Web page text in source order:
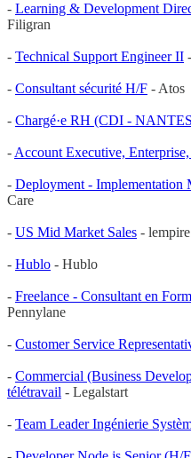
- Learning & Development
Filigran
- Technical Support Engineer II
- Consultant sécurité H/F - Atos
- Chargé·e RH (CDI -
- Account Executive,
- Deployment - Implementation
Care
- US Mid Market Sales - lempire
- Hublo - Hublo
- Freelance - Consultant en
Pennylane
- Customer Service
- Commercial (Business
télétravail - Legalstart
- Team Leader Ingénierie